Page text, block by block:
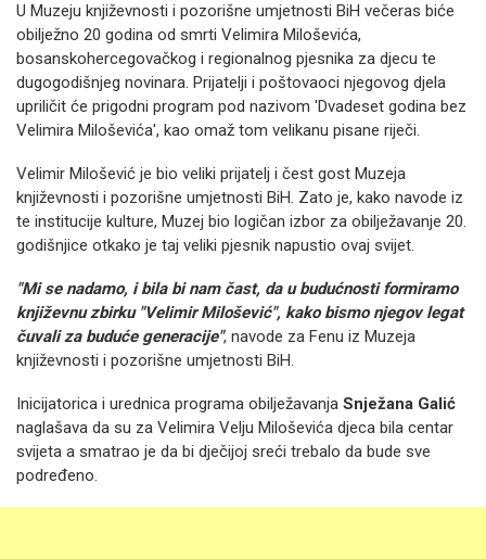
U Muzeju književnosti i pozorišne umjetnosti BiH večeras biće
obilježno 20 godina od smrti Velimira Miloševića,
bosanskohercegovačkog i regionalnog pjesnika za djecu te
dugogodišnjeg novinara. Prijatelji i poštovaoci njegovog djela
upriličit će prigodni program pod nazivom 'Dvadeset godina bez
Velimira Miloševića', kao omaž tom velikanu pisane riječi.
Velimir Milošević je bio veliki prijatelj i čest gost Muzeja
književnosti i pozorišne umjetnosti BiH. Zato je, kako navode iz
te institucije kulture, Muzej bio logičan izbor za obilježavanje 20.
godišnjice otkako je taj veliki pjesnik napustio ovaj svijet.
"Mi se nadamo, i bila bi nam čast, da u budućnosti formiramo
književnu zbirku "Velimir Milošević", kako bismo njegov legat
čuvali za buduće generacije", navode za Fenu iz Muzeja
književnosti i pozorišne umjetnosti BiH.
Inicijatorica i urednica programa obilježavanja Snježana Galić
naglašava da su za Velimira Velju Miloševića djeca bila centar
svijeta a smatrao je da bi dječijoj sreći trebalo da bude sve
podređeno.